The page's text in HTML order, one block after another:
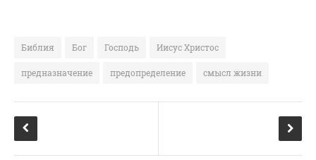
e
b
o
o
kl
a
te
r
Библия Бог Господь Иисус Христос
предназначение предопределение смысл жизни